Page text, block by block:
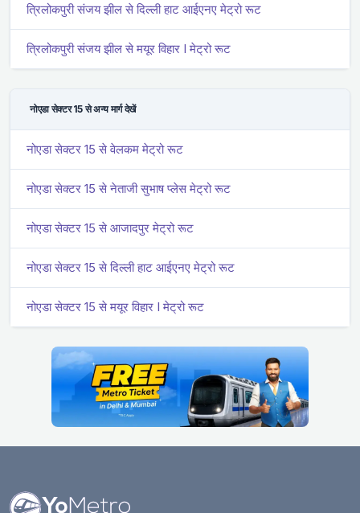
त्रिलोकपुरी संजय झील से दिल्ली हाट आईएनए मेट्रो रूट
त्रिलोकपुरी संजय झील से मयूर विहार I मेट्रो रूट
नोएडा सेक्टर 15 से अन्य मार्ग देखें
नोएडा सेक्टर 15 से वेलकम मेट्रो रूट
नोएडा सेक्टर 15 से नेताजी सुभाष प्लेस मेट्रो रूट
नोएडा सेक्टर 15 से आजादपुर मेट्रो रूट
नोएडा सेक्टर 15 से दिल्ली हाट आईएनए मेट्रो रूट
नोएडा सेक्टर 15 से मयूर विहार I मेट्रो रूट